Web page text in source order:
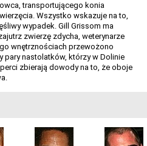
transportującego konia
Wszystko wskazuje na to,
wypadek. Gill Grissom ma
zwierzę zdycha, weterynarze
wnętrznościach przewożono
pary nastolatków, którzy w Dolinie
zbierają dowody na to, że oboje